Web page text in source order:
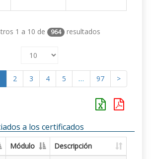
1 a 10 de 964 resultados
2 3 4 5 … 97 >
a los certificados
Módulo
Descripción